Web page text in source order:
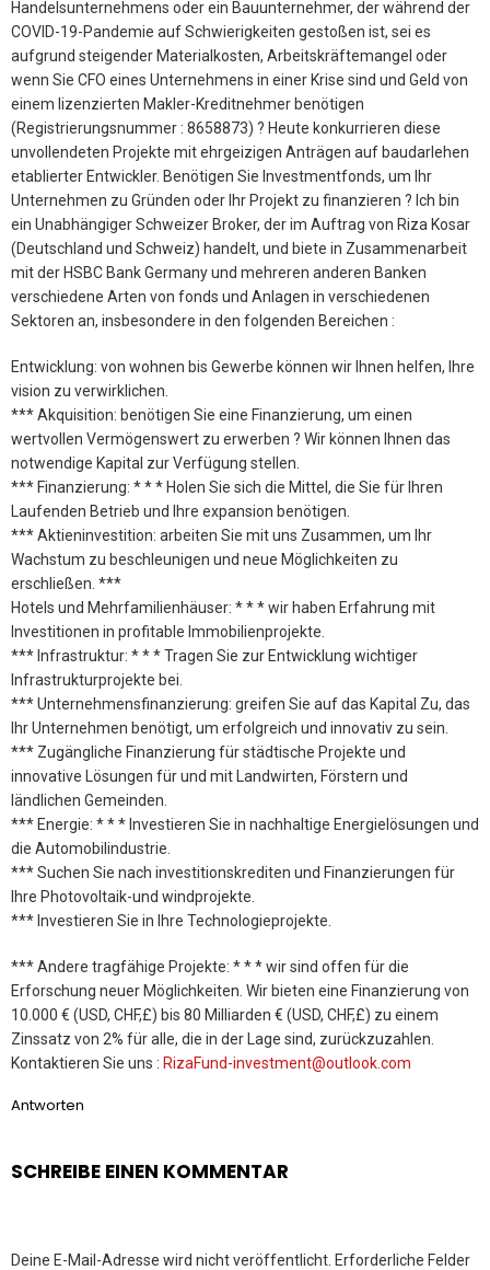
Handelsunternehmens oder ein Bauunternehmer, der während der
COVID-19-Pandemie auf Schwierigkeiten gestoßen ist, sei es
aufgrund steigender Materialkosten, Arbeitskräftemangel oder
wenn Sie CFO eines Unternehmens in einer Krise sind und Geld von
einem lizenzierten Makler-Kreditnehmer benötigen
(Registrierungsnummer : 8658873) ? Heute konkurrieren diese
unvollendeten Projekte mit ehrgeizigen Anträgen auf baudarlehen
etablierter Entwickler. Benötigen Sie Investmentfonds, um Ihr
Unternehmen zu Gründen oder Ihr Projekt zu finanzieren ? Ich bin
ein Unabhängiger Schweizer Broker, der im Auftrag von Riza Kosar
(Deutschland und Schweiz) handelt, und biete in Zusammenarbeit
mit der HSBC Bank Germany und mehreren anderen Banken
verschiedene Arten von fonds und Anlagen in verschiedenen
Sektoren an, insbesondere in den folgenden Bereichen :
Entwicklung: von wohnen bis Gewerbe können wir Ihnen helfen, Ihre
vision zu verwirklichen.
*** Akquisition: benötigen Sie eine Finanzierung, um einen
wertvollen Vermögenswert zu erwerben ? Wir können Ihnen das
notwendige Kapital zur Verfügung stellen.
*** Finanzierung: * * * Holen Sie sich die Mittel, die Sie für Ihren
Laufenden Betrieb und Ihre expansion benötigen.
*** Aktieninvestition: arbeiten Sie mit uns Zusammen, um Ihr
Wachstum zu beschleunigen und neue Möglichkeiten zu
erschließen. ***
Hotels und Mehrfamilienhäuser: * * * wir haben Erfahrung mit
Investitionen in profitable Immobilienprojekte.
*** Infrastruktur: * * * Tragen Sie zur Entwicklung wichtiger
Infrastrukturprojekte bei.
*** Unternehmensfinanzierung: greifen Sie auf das Kapital Zu, das
Ihr Unternehmen benötigt, um erfolgreich und innovativ zu sein.
*** Zugängliche Finanzierung für städtische Projekte und
innovative Lösungen für und mit Landwirten, Förstern und
ländlichen Gemeinden.
*** Energie: * * * Investieren Sie in nachhaltige Energielösungen und
die Automobilindustrie.
*** Suchen Sie nach investitionskrediten und Finanzierungen für
Ihre Photovoltaik-und windprojekte.
*** Investieren Sie in Ihre Technologieprojekte.
*** Andere tragfähige Projekte: * * * wir sind offen für die
Erforschung neuer Möglichkeiten. Wir bieten eine Finanzierung von
10.000 € (USD, CHF,£) bis 80 Milliarden € (USD, CHF,£) zu einem
Zinssatz von 2% für alle, die in der Lage sind, zurückzuzahlen.
Kontaktieren Sie uns : RizaFund-investment@outlook.com
Antworten
SCHREIBE EINEN KOMMENTAR
Deine E-Mail-Adresse wird nicht veröffentlicht. Erforderliche Felder